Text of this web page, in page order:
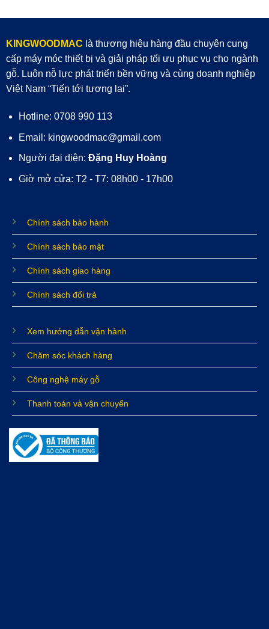
KINGWOODMAC là thương hiệu hàng đầu chuyên cung
cấp máy móc thiết bị và giải pháp tối ưu phục vụ cho ngành
gỗ. Luôn nỗ lực phát triển bền vững và cùng doanh nghiệp
Việt Nam “Tiến tới tương lai”.
Hotline: 0708 990 113
Email: kingwoodmac@gmail.com
Người đại diện: Đặng Huy Hoàng
Giờ mở cửa: T2 - T7: 08h00 - 17h00
Chính sách bảo hành
Chính sách bảo mật
Chính sách giao hàng
Chính sách đổi trả
Xem hướng dẫn vận hành
Chăm sóc khách hàng
Công nghệ máy gỗ
Thanh toán và vận chuyển